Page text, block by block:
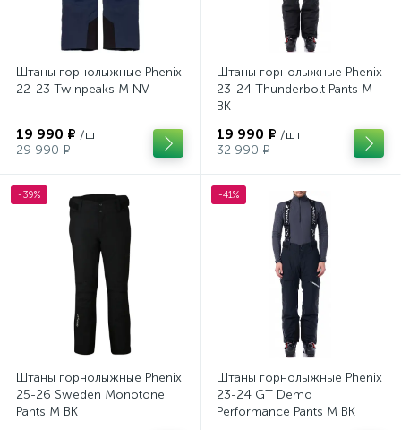
Штаны горнолыжные Phenix
22-23 Twinpeaks M NV
19 990 ₽ /шт
29 990 ₽
Штаны горнолыжные Phenix
23-24 Thunderbolt Pants M
BK
19 990 ₽ /шт
32 990 ₽
-39%
Штаны горнолыжные Phenix
25-26 Sweden Monotone
Pants M BK
-41%
Штаны горнолыжные Phenix
23-24 GT Demo
Performance Pants M BK